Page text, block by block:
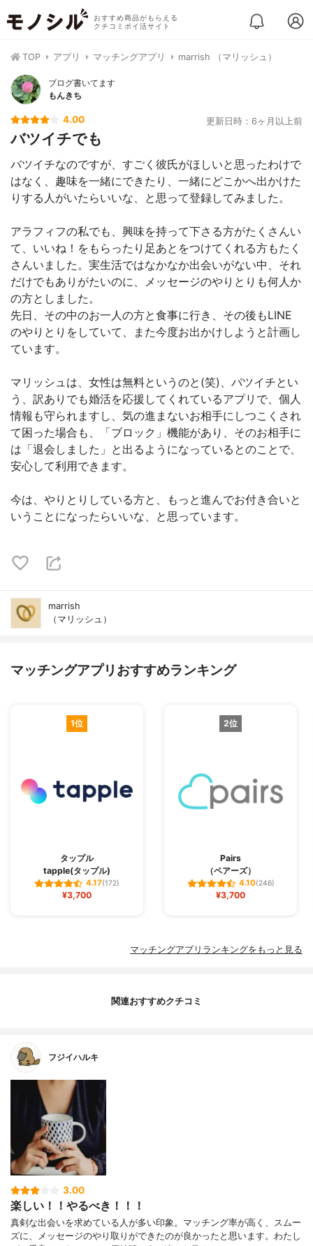
おすすめ商品がもらえる
クチコミポイ活サイト
TOP アプリ マッチングアプリ marrish （マリッシュ）
ブログ書いてます
もんきち
4.00 更新日時：6ヶ月以上前
バツイチでも
バツイチなのですが、すごく彼氏がほしいと思ったわけで
はなく、趣味を一緒にできたり、一緒にどこかへ出かけた
りする人がいたらいいな、と思って登録してみました。
アラフィフの私でも、興味を持って下さる方がたくさんい
て、いいね！をもらったり足あとをつけてくれる方もたく
さんいました。実生活ではなかなか出会いがない中、それ
だけでもありがたいのに、メッセージのやりとりも何人か
の方としました。
先日、その中のお一人の方と食事に行き、その後もLINE
のやりとりをしていて、また今度お出かけしようと計画し
ています。
マリッシュは、女性は無料というのと(笑)、バツイチとい
う、訳ありでも婚活を応援してくれているアプリで、個人
情報も守られますし、気の進まないお相手にしつこくされ
て困った場合も、「ブロック」機能があり、そのお相手に
は「退会しました」と出るようになっているとのことで、
安心して利用できます。
今は、やりとりしている方と、もっと進んでお付き合いと
いうことになったらいいな、と思っています。
marrish
（マリッシュ）
マッチングアプリおすすめランキング
1位
タップル
tapple(タップル)
4.17(172)
¥3,700
2位
Pairs
（ペアーズ）
4.10(246)
¥3,700
マッチングアプリランキングをもっと見る
関連おすすめクチコミ
フジイハルキ
3.00
楽しい！！やるべき！！！
真剣な出会いを求めている人が多い印象。マッチング率が高く、スムー
ズに、メッセージのやり取りができたのが良かったと思います。わたし